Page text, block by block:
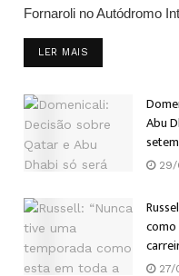
Fornaroli no Autódromo
LER MAIS
Abu
29/
27/